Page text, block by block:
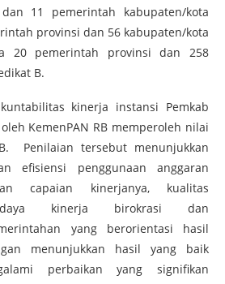
11 pemerintah kabupaten/kota
provinsi dan 56 kabupaten/kota
20 pemerintah provinsi dan 258
B.
kinerja instansi Pemkab
KemenPAN RB memperoleh nilai
Penilaian tersebut menunjukkan
efisiensi penggunaan anggaran
capaian kinerjanya, kualitas
kinerja birokrasi dan
yang berorientasi hasil
menunjukkan hasil yang baik
perbaikan yang signifikan